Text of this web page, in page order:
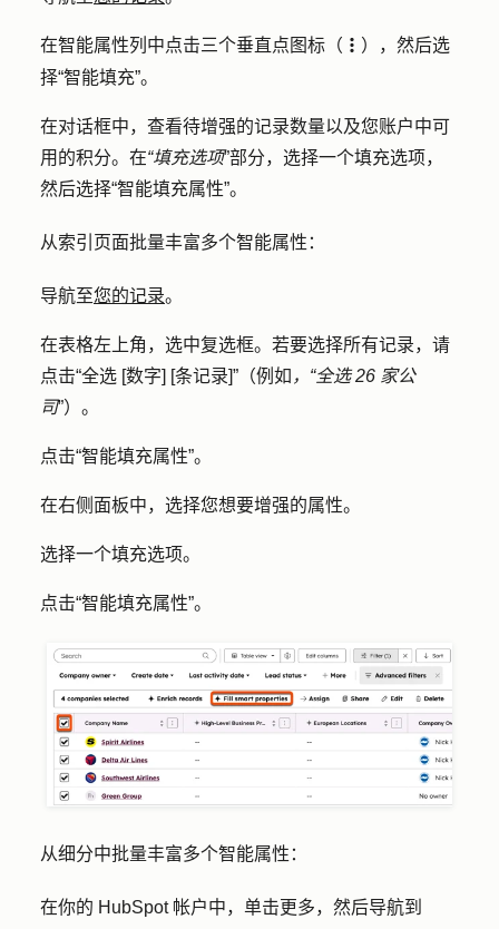
在智能属性列中点击三个垂直点图标 （ verticalMenuIcon ），然后选
择“智能填充”。
在对话框中，查看待增强的记录数量以及您账户中可
用的积分。在“填充选项”部分，选择一个填充选项，
然后选择“智能填充属性”。
从索引页面批量丰富多个智能属性：
导航至您的记录。
在表格左上角，选中复选框。若要选择所有记录，请
点击“全选 [数字] [条记录]” （例如 ，“全选 26 家公
司”）。
点击“智能填充属性”。
在右侧面板中， 选择您想要增强的属性。
选择一个填充选项。
点击“智能填充属性”。
从细分中批量丰富多个智能属性：
在你的 HubSpot 帐户中，单击更多，然后导航到